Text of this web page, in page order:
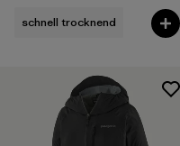
schnell trocknend